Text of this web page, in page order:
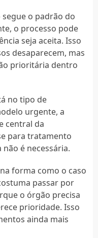
o padrão do
o processo pode
seja aceita. Isso
desaparecem, mas
prioritária dentro
no tipo de
urgente, a
central da
para tratamento
é necessária.
forma como o caso
passar por
o órgão precisa
prioridade. Isso
ainda mais